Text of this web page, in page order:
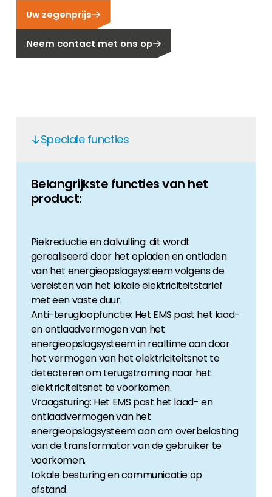
Carrière
Ben je op zoek naar een baan in de
hernieuwbare energiesector? Dan ben je hier
aan het juiste adres!
Uw zegenprijs
Neem contact met ons op
Speciale functies
Belangrijkste functies van het
product:
Piekreductie en dalvulling: dit wordt
gerealiseerd door het opladen en ontladen
van het energieopslagsysteem volgens de
vereisten van het lokale elektriciteitstarief
met een vaste duur.
Anti-terugloopfunctie: Het EMS past het laad-
en ontlaadvermogen van het
energieopslagsysteem in realtime aan door
het vermogen van het elektriciteitsnet te
detecteren om terugstroming naar het
elektriciteitsnet te voorkomen.
Vraagsturing: Het EMS past het laad- en
ontlaadvermogen van het
energieopslagsysteem aan om overbelasting
van de transformator van de gebruiker te
voorkomen.
Lokale besturing en communicatie op
afstand.